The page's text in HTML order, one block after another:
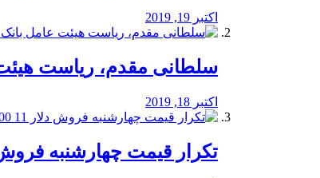
اکتبر 19, 2019
سلطانی مقدم، ریاست هیئت
اکتبر 18, 2019
تکرار قیمت چهارشنبه فروش دلار